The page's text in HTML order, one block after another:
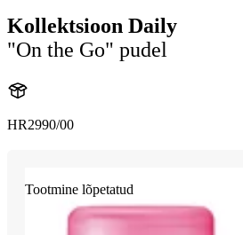
Kollektsioon Daily
"On the Go" pudel
HR2990/00
Tootmine lõpetatud